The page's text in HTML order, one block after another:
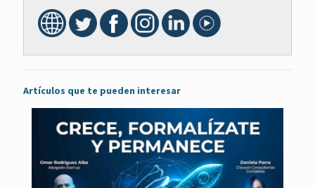
Artículos que te pueden interesar